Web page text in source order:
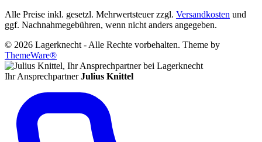
Alle Preise inkl. gesetzl. Mehrwertsteuer zzgl. Versandkosten und
ggf. Nachnahmegebühren, wenn nicht anders angegeben.
© 2026 Lagerknecht - Alle Rechte vorbehalten. Theme by
ThemeWare®
Ihr Ansprechpartner Julius Knittel